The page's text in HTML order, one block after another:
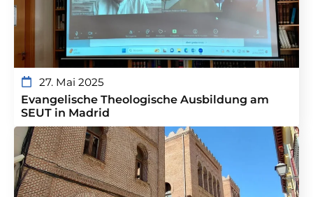
27. Mai 2025
Evangelische Theologische Ausbildung am
SEUT in Madrid